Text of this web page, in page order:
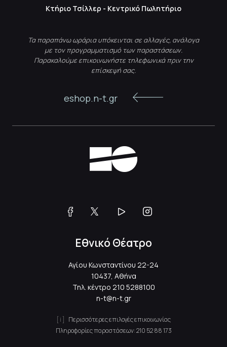
Κτήριο Τσίλλερ - Κεντρικό Πωλητήριο
Τα παραπάνω ωράρια υπόκεινται σε αλλαγές, ανάλογα
με τον προγραμματισμό των παραστάσεων.
Παρακαλούμε επικοινωνήστε τηλεφωνικά πριν την
επίσκεψή σας.
eshop.n-t.gr
Εθνικό Θέατρο
Αγίου Κωνσταντίνου 22-24
10437, Αθήνα
Τηλ. κέντρο 210 5288100
n-t@n-t.gr
Περισσότερες επιλογές επικοινωνίας
Πληροφορίες παραστάσεων:210 52 88 173